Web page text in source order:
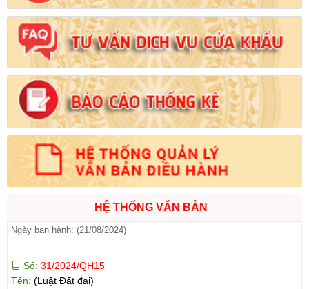
HỆ THỐNG VĂN BẢN
Ngày ban hành: (21/08/2024)
Số:103/2024/NĐ-CP
Tên: (Nghị định Quy định về tiền sử dụng đất, tiền thuê đất)
Ngày ban hành: (21/08/2024)
Số:1731/KH-UBND
Tên:(Kế hoạch triển khai thi hành Luật Đất đai năm 2024)
Ngày ban hành: (21/08/2024)
Số:71/2024/NĐ-CP
Ngày ban hành: (21/08/2024)
Ngày ban hành: (21/08/2024)